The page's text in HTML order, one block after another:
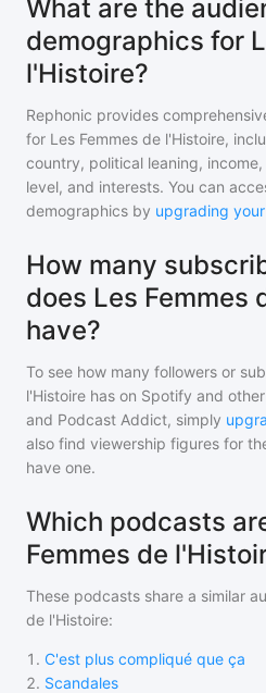
What are the
demographics for
l'Histoire?
Rephonic provides
for Les Femmes de l'Histoire,
country, political leaning,
level, and interests. You can
demographics by upgrading
How many
does Les Femmes
have?
To see how many followers or
l'Histoire has on Spotify and
and Podcast Addict, simply
also find viewership figures for
have one.
Which podcasts
Femmes de
These podcasts share a similar
de l'Histoire:
1 . C'est plus compliqué que ça
2. Scandales